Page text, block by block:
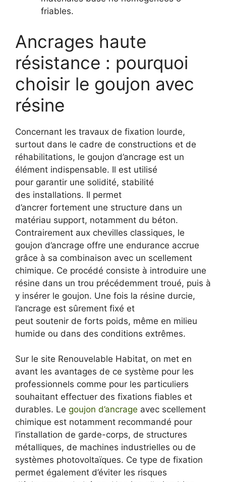
friables.
Ancrages haute
résistance : pourquoi
choisir le goujon avec
résine
Concernant les travaux de fixation lourde,
surtout dans le cadre de constructions et de
réhabilitations, le goujon d’ancrage est un
élément indispensable. Il est utilisé
pour garantir une solidité, stabilité
des installations. Il permet
d’ancrer fortement une structure dans un
matériau support, notamment du béton.
Contrairement aux chevilles classiques, le
goujon d’ancrage offre une endurance accrue
grâce à sa combinaison avec un scellement
chimique. Ce procédé consiste à introduire une
résine dans un trou précédemment troué, puis à
y insérer le goujon. Une fois la résine durcie,
l’ancrage est sûrement fixé et
peut soutenir de forts poids, même en milieu
humide ou dans des conditions extrêmes.
Sur le site Renouvelable Habitat, on met en
avant les avantages de ce système pour les
professionnels comme pour les particuliers
souhaitant effectuer des fixations fiables et
durables. Le goujon d’ancrage avec scellement
chimique est notamment recommandé pour
l’installation de garde-corps, de structures
métalliques, de machines industrielles ou de
systèmes photovoltaïques. Ce type de fixation
permet également d’éviter les risques